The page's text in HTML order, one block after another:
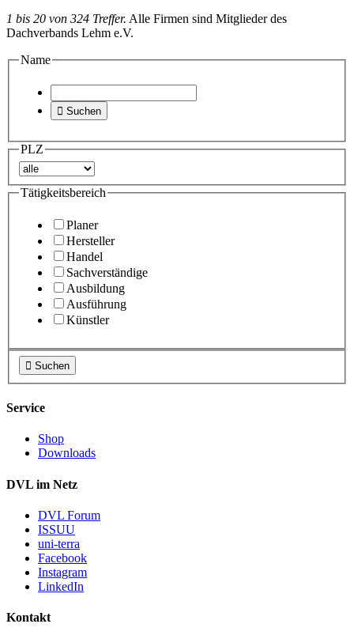
1 bis 20 von 324 Treffer. Alle Firmen sind Mitglieder des
Dachverbands Lehm e.V.
Name
 Suchen
PLZ
Tätigkeitsbereich
Planer
Hersteller
Handel
Sachverständige
Ausbildung
Ausführung
Künstler
 Suchen
Service
Shop
Downloads
DVL im Netz
DVL Forum
ISSUU
uni-terra
Facebook
Instagram
LinkedIn
Kontakt